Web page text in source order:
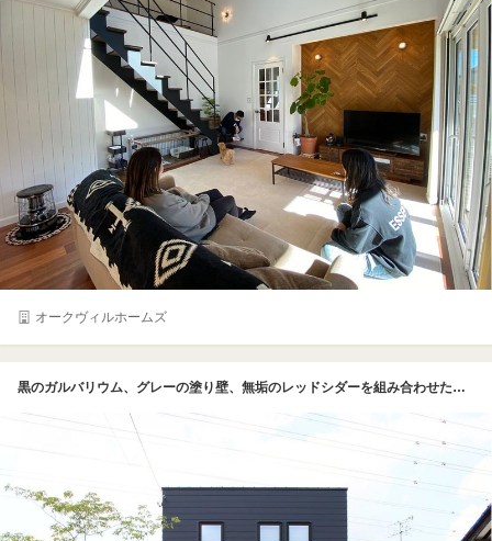
オークヴィルホームズ
黒のガルバリウム、グレーの塗り壁、無垢のレッドシダーを組み合わせたスタイリッシュな外観デザイン。北側道路に面しているため窓を小さく、少なくしプライバシーに配慮している。石積みの塀やウッドフェンスなど外構にも自然素材をふんだんに。シンボルツリーのアオダモの緑が、無彩色の空間に彩りを添えている